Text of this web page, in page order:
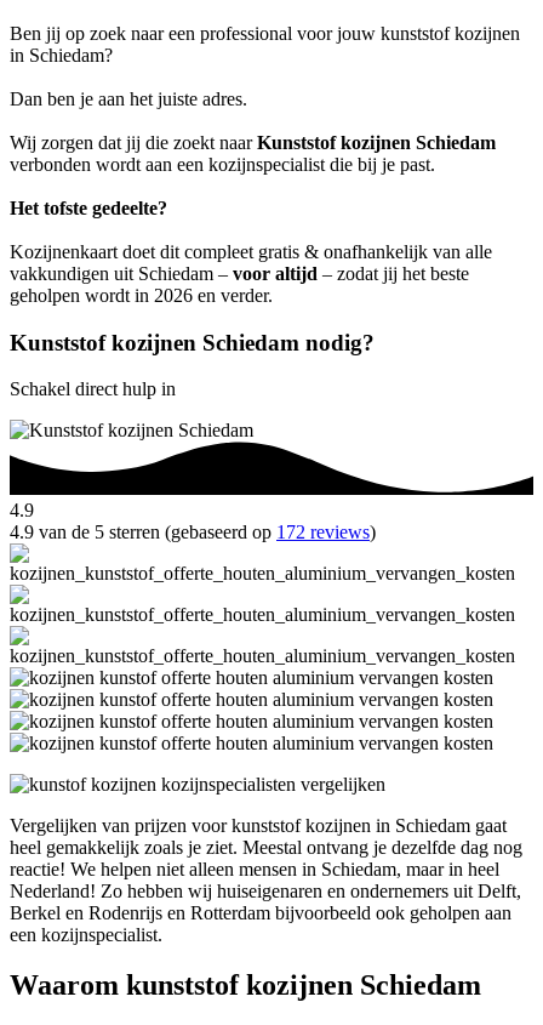
Ben jij op zoek naar een professional voor jouw kunststof kozijnen
in Schiedam?
Dan ben je aan het juiste adres.
Wij zorgen dat jij die zoekt naarKunststof kozijnen Schiedam
verbonden wordt aan een kozijnspecialist die bij je past.
Het tofste gedeelte?
Kozijnenkaart doet dit compleet gratis & onafhankelijk van alle
vakkundigen uit Schiedam – voor altijd – zodat jij het beste
geholpen wordt in 2026 en verder.
Kunststof kozijnen Schiedam nodig?
Schakel direct hulp in
4.9
4.9 van de 5 sterren (gebaseerd op 172 reviews)
Vergelijken van prijzen voor kunststof kozijnen in Schiedam gaat
heel gemakkelijk zoals je ziet. Meestal ontvang je dezelfde dag nog
reactie! We helpen niet alleen mensen in Schiedam, maar in heel
Nederland! Zo hebben wij huiseigenaren en ondernemers uit Delft,
Berkel en Rodenrijs en Rotterdam bijvoorbeeld ook geholpen aan
een kozijnspecialist.
Waarom kunststof kozijnen Schiedam